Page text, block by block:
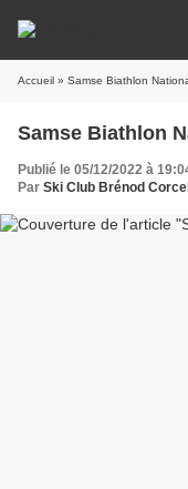
Accueil » Samse Biathlon
Samse Biathlon
Publié le 05/12/2022 à
Par Ski Club Brénod